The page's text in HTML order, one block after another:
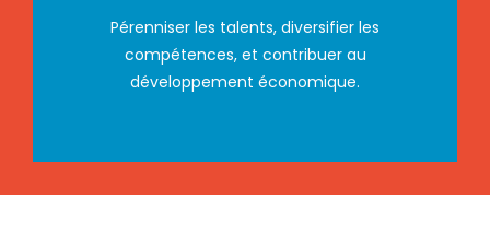
Pérenniser les talents, diversifier les
compétences, et contribuer au
développement économique.